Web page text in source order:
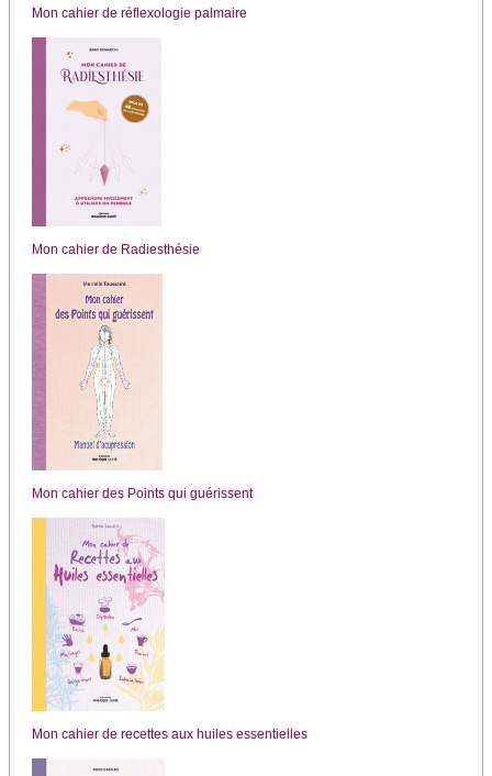
Mon cahier de réflexologie palmaire
Mon cahier de Radiesthésie
Mon cahier des Points qui guérissent
Mon cahier de recettes aux huiles essentielles